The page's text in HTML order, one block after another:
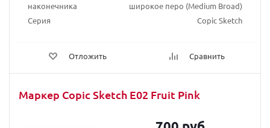
наконечника
широкое перо (Medium Broad)
Серия
Copic Sketch
Отложить Сравнить
Маркер Copic Sketch E02 Fruit Pink